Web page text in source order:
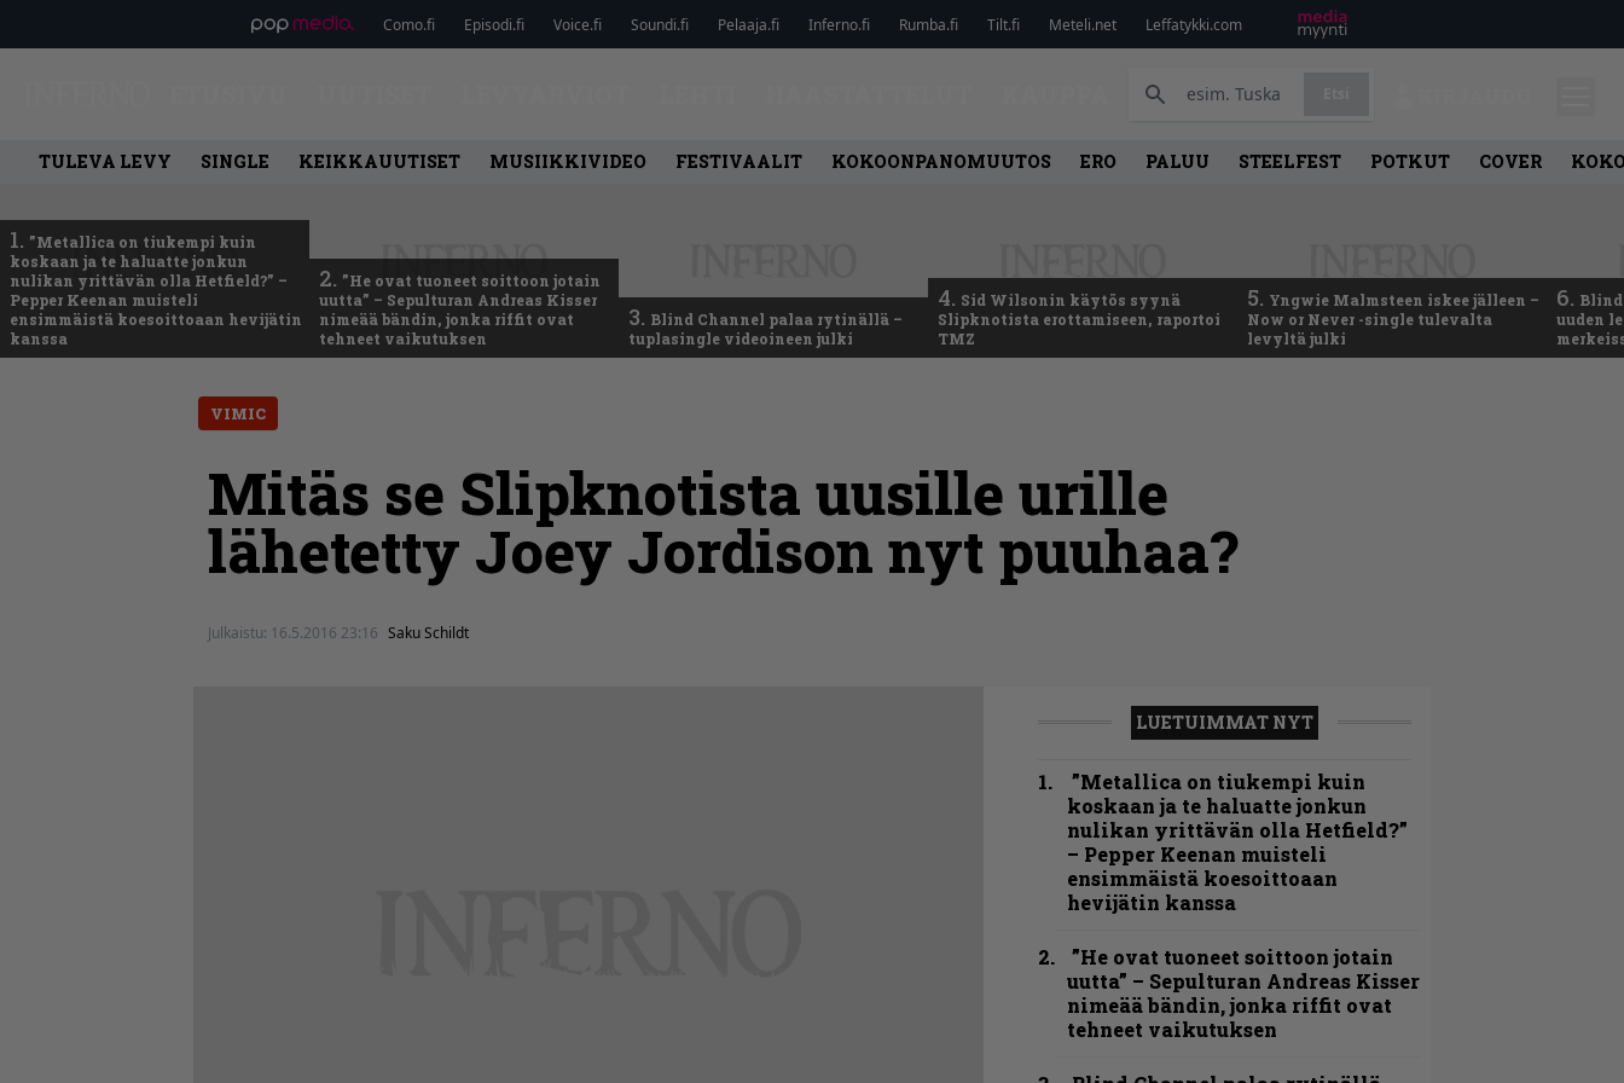
Como.fi Episodi.fi Voice.fi Soundi.fi Pelaaja.fi Inferno.fi Rumba.fi Tilt.fi Meteli.net Leffatykki.com
TULEVA LEVY SINGLE KEIKKAUUTISET MUSIIKKIVIDEO FESTIVAALIT KOKOONPANOMUUTOS ERO PALUU STEELFEST POTKUT COVER
1. ”Metallica on tiukempi kuin
koskaan ja te haluatte jonkun
nulikan yrittävän olla Hetfield?” –
Pepper Keenan muisteli
ensimmäistä koesoittoaan hevijätin
kanssa
2. ”He ovat tuoneet soittoon jotain
uutta” – Sepulturan Andreas Kisser
nimeää bändin, jonka riffit ovat
tehneet vaikutuksen
3. Blind Channel palaa rytinällä –
tuplasingle videoineen julki
4. Sid Wilsonin käytös syynä
Slipknotista erottamiseen, raportoi
TMZ
5. Yngwie Malmsteen iskee jälleen –
Now or Never -single tulevalta
levyltä julki
6.
uuden
VIMIC
Mitäs se Slipknotista uusille urille
lähetetty Joey Jordison nyt puuhaa?
Julkaistu: 16.5.2016 23:16 Saku Schildt
LUETUIMMAT NYT
”Metallica on tiukempi kuin
koskaan ja te haluatte jonkun
nulikan yrittävän olla Hetfield?”
– Pepper Keenan muisteli
ensimmäistä koesoittoaan
hevijätin kanssa
”He ovat tuoneet soittoon jotain
uutta” – Sepulturan Andreas Kisser
nimeää bändin, jonka riffit ovat
tehneet vaikutuksen